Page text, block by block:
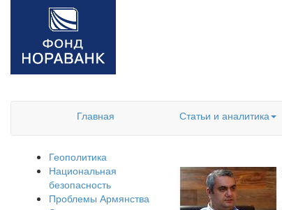
Главная
Статьи и аналитика
Геополитика
Национальная
безопасность
Проблемы Армянства